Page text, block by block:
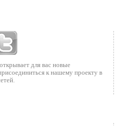
открывает для вас новые
к нашему проекту в